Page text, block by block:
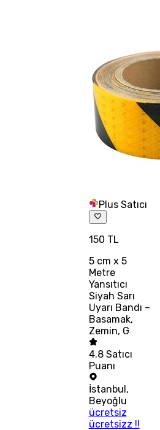
Plus Satıcı
150 TL
5 cm x 5
Metre
Yansıtıcı
Siyah Sarı
Uyarı Bandı –
Basamak,
Zemin, G
4.8 Satıcı
Puanı
İstanbul,
Beyoğlu
ücretsiz
ücretsizz !!